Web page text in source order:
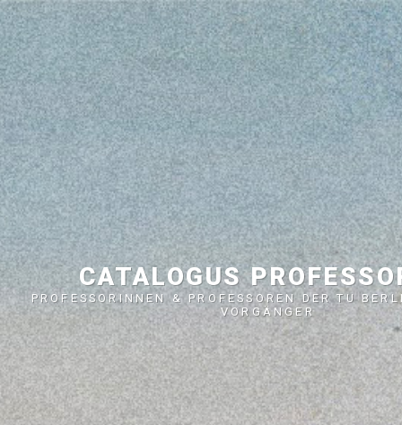
CATALOGUS
PROFESSORINNEN & PROFESSOREN DER TU
VORGÄNGER